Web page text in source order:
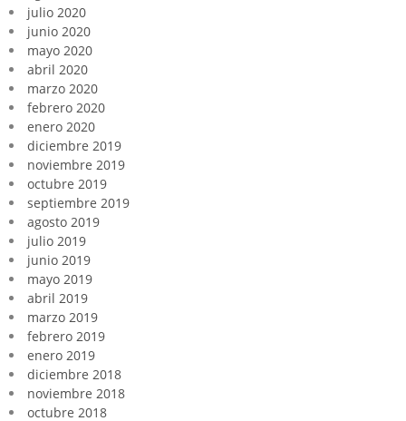
julio 2020
junio 2020
mayo 2020
abril 2020
marzo 2020
febrero 2020
enero 2020
diciembre 2019
noviembre 2019
octubre 2019
septiembre 2019
agosto 2019
julio 2019
junio 2019
mayo 2019
abril 2019
marzo 2019
febrero 2019
enero 2019
diciembre 2018
noviembre 2018
octubre 2018